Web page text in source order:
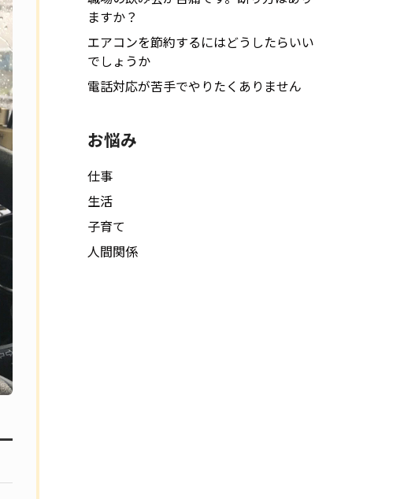
ますか？
エアコンを節約するにはどうしたらいい
でしょうか
電話対応が苦手でやりたくありません
お悩み
仕事
生活
子育て
人間関係